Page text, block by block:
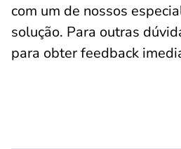
com um de nossos
solução. Para outras
para obter feedback